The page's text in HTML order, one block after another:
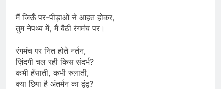
मैं जिऊँ पर-पीड़ाओं से आहत होकर,
तुम नेपथ्य में, मैं बैठी रंगमंच पर।
रंगमंच पर नित होते नर्तन,
ज़िंदगी चल रही किस संदर्भ?
कभी हँसाती, कभी रुलाती,
क्या छिपा है अंतर्मन का द्वंद्व?